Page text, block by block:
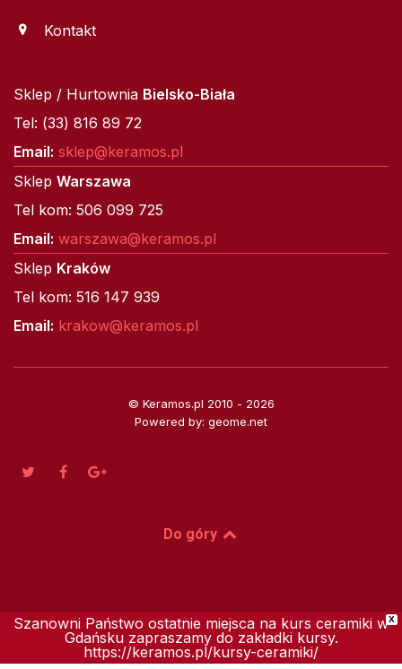
Kontakt
Sklep / Hurtownia Bielsko-Biała
Tel: (33) 816 89 72
Email: sklep@keramos.pl
Sklep Warszawa
Tel kom: 506 099 725
Email: warszawa@keramos.pl
Sklep Kraków
Tel kom: 516 147 939
Email: krakow@keramos.pl
© Keramos.pl 2010 - 2026
Powered by: geome.net
Do góry
X
Szanowni Państwo ostatnie miejsca na kurs ceramiki w
Gdańsku zapraszamy do zakładki kursy.
https://keramos.pl/kursy-ceramiki/